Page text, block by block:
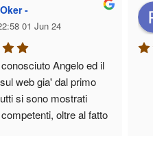
-
01 Jun 24
Angelo ed il
web gia' dal primo
si sono mostrati
oltre al fatto